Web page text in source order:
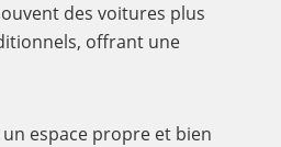
des voitures plus
offrant une
espace propre et bien